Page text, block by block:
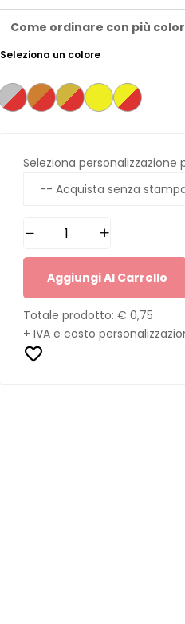
Come ordinare con più
Seleziona un colore
Seleziona personalizzazione
Aggiungi Al Carrello
Totale prodotto: € 0,75
+ IVA e costo